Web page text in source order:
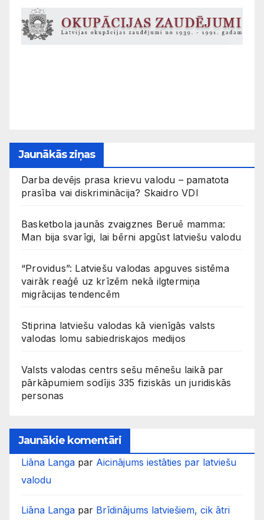
Jaunākās ziņas
Darba devējs prasa krievu valodu – pamatota
prasība vai diskriminācija? Skaidro VDI
Basketbola jaunās zvaigznes Beruē mamma:
Man bija svarīgi, lai bērni apgūst latviešu valodu
“Providus”: Latviešu valodas apguves sistēma
vairāk reaģē uz krīzēm nekā ilgtermiņa
migrācijas tendencēm
Stiprina latviešu valodas kā vienīgās valsts
valodas lomu sabiedriskajos medijos
Valsts valodas centrs sešu mēnešu laikā par
pārkāpumiem sodījis 335 fiziskās un juridiskās
personas
Jaunākie komentāri
Liāna Langa par Aicinājums iestāties par latviešu
valodu
Liāna Langa par Brīdinājums latviešiem, cik ātri